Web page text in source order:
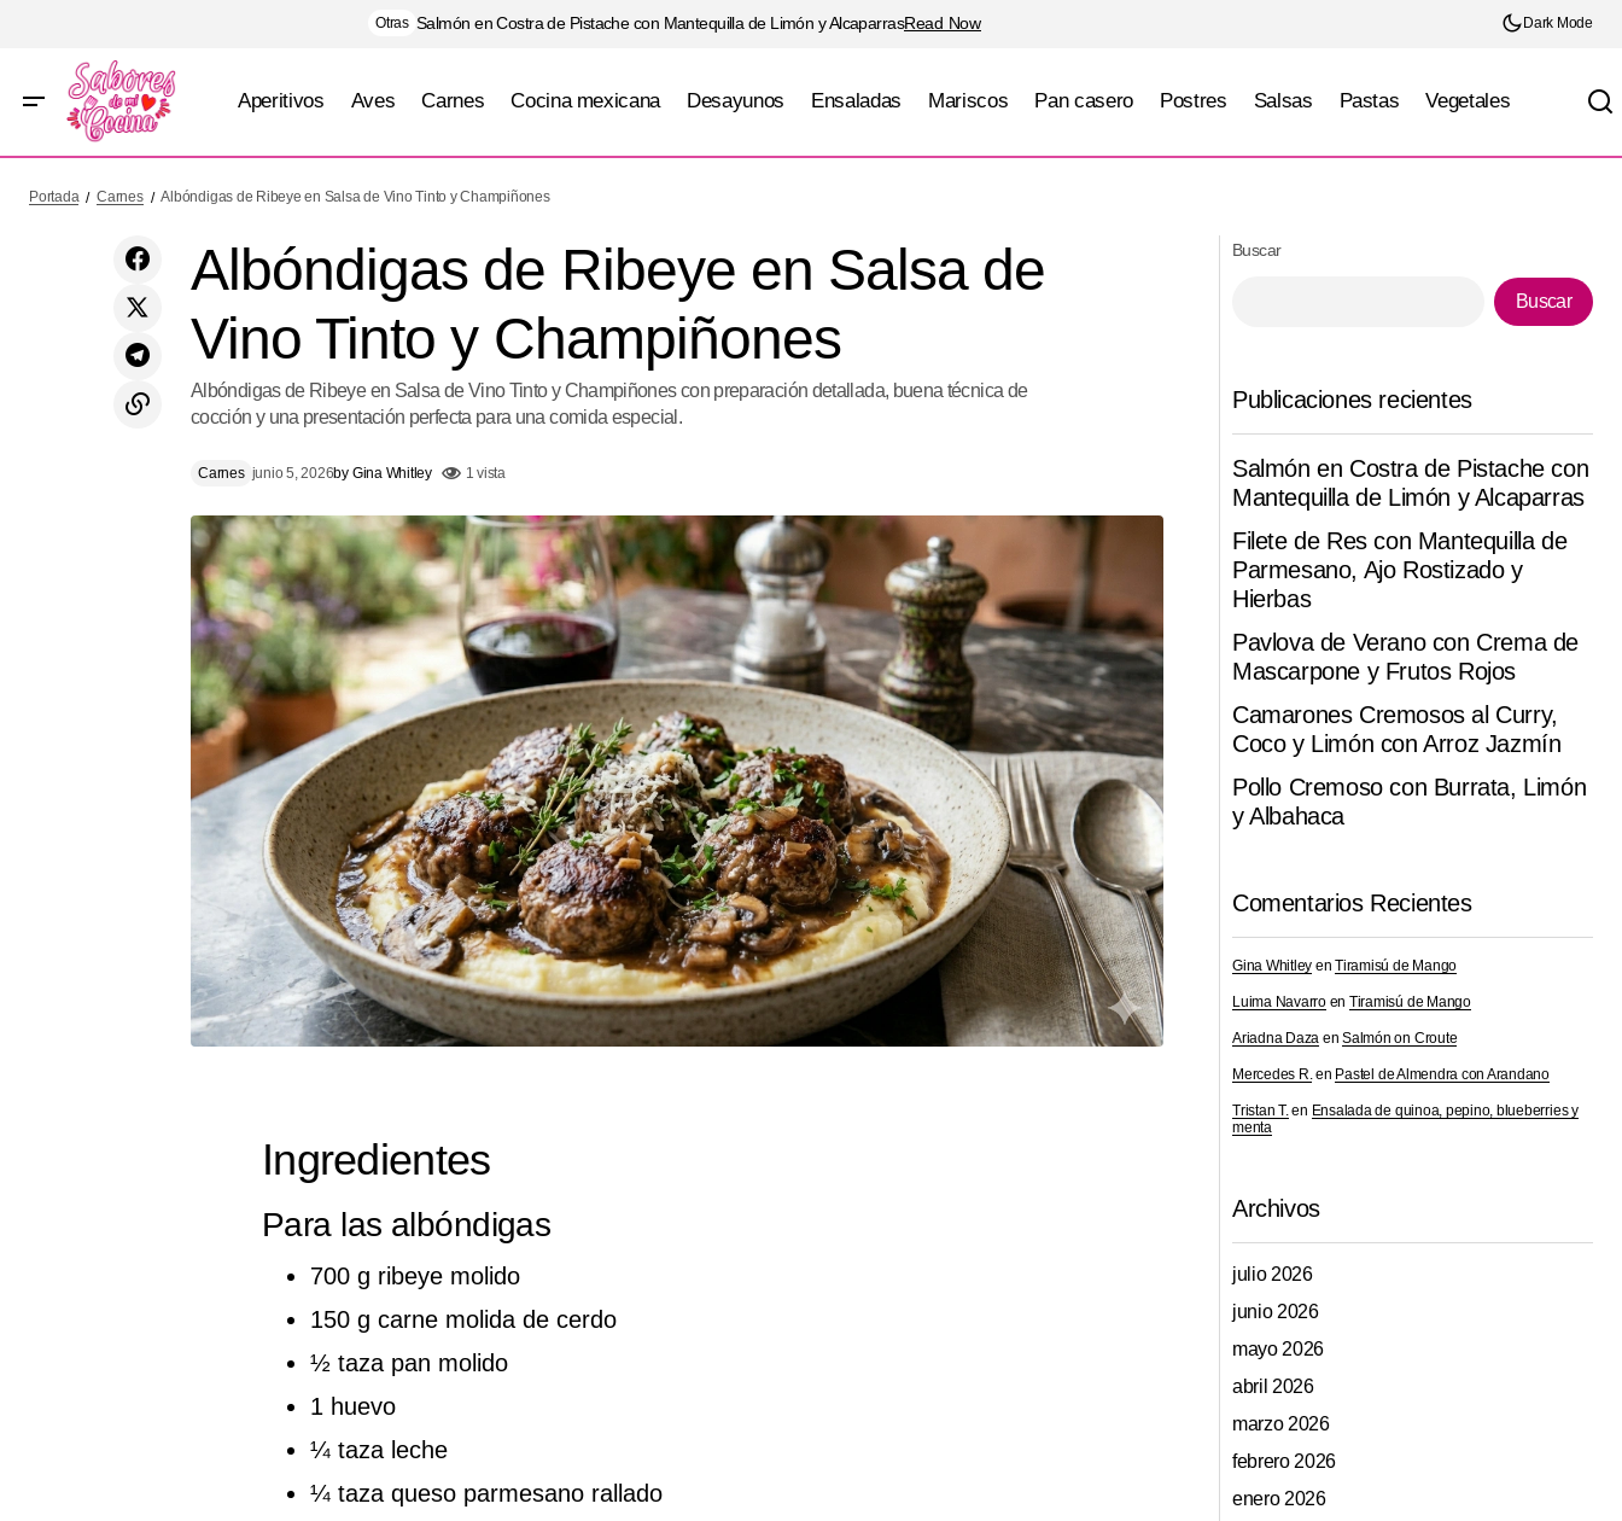
Otras Salmón en Costra de Pistache con Mantequilla de Limón y AlcaparrasRead Now Dark Mode
Aperitivos Aves Carnes Cocina mexicana Desayunos Ensaladas Mariscos Pan casero Postres Salsas Pastas Vegetales
Pollo al Limón con Risotto Cremoso de
Elote Asado y Parmesano
Carnes Albóndigas de Ribeye en Salsa de Vino Tinto y Champiñones
Portada Carnes Albóndigas de Ribeye en Salsa de Vino Tinto y Champiñones
Albóndigas de Ribeye en Salsa de
Vino Tinto y Champiñones
Albóndigas de Ribeye en Salsa de Vino Tinto y Champiñones con preparación detallada, buena técnica de
cocción y una presentación perfecta para una comida especial.
Carnes junio 5, 2026by Gina Whitley 1 vista
Ingredientes
Para las albóndigas
700 g ribeye molido
150 g carne molida de cerdo
½ taza pan molido
1 huevo
¼ taza leche
¼ taza queso parmesano rallado
Buscar
Buscar
Publicaciones recientes
Salmón en Costra de Pistache con
Mantequilla de Limón y Alcaparras
Filete de Res con Mantequilla de
Parmesano, Ajo Rostizado y
Hierbas
Pavlova de Verano con Crema de
Mascarpone y Frutos Rojos
Camarones Cremosos al Curry,
Coco y Limón con Arroz Jazmín
Pollo Cremoso con Burrata, Limón
y Albahaca
Comentarios Recientes
Gina Whitley enTiramisú de Mango
Luima Navarroen Tiramisú de Mango
Ariadna Daza enSalmón on Croute
Mercedes R.en Pastel de Almendra con Arandano
Tristan T.en Ensalada de quinoa, pepino, blueberries y
menta
Archivos
julio 2026
junio 2026
mayo 2026
abril 2026
marzo 2026
febrero 2026
enero 2026